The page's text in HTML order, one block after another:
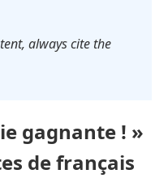
always cite the
gagnante ! »
de français